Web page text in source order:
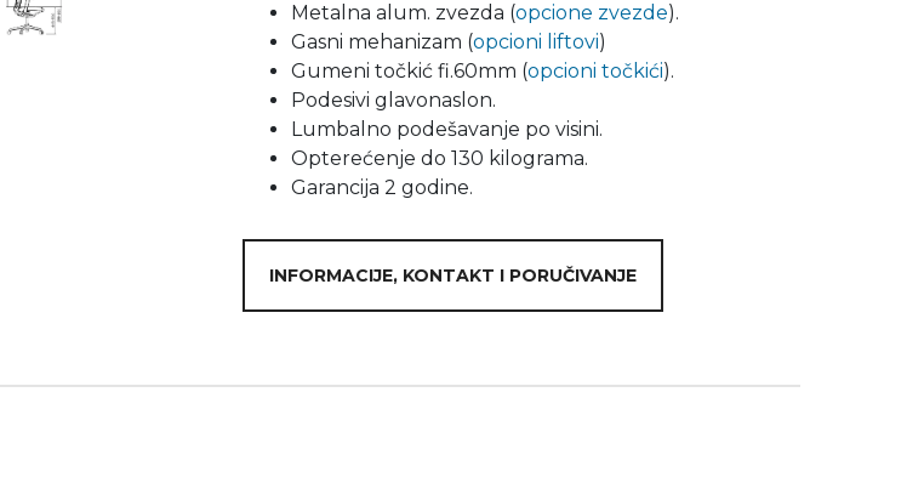
Metalna alum. zvezda (opcione zvezde).
Gasni mehanizam (opcioni liftovi)
Gumeni točkić fi.60mm (opcioni točkići).
Podesivi glavonaslon.
Lumbalno podešavanje po visini.
Opterećenje do 130 kilograma.
Garancija 2 godine.
INFORMACIJE, KONTAKT I PORUČIVANJE